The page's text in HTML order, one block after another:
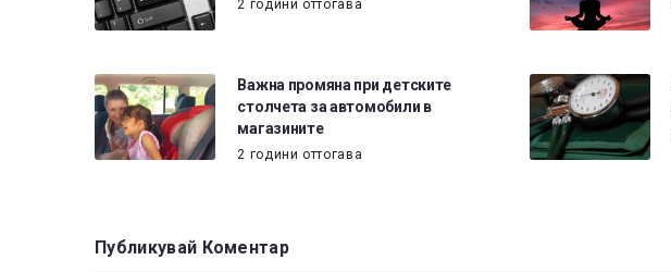
2 години оттогава
Важна промяна при детските
столчета за автомобили в
магазините
2 години оттогава
Публикувай Коментар